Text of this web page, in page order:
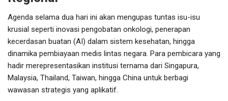
Agenda selama dua hari ini akan mengupas tuntas isu-isu
krusial seperti inovasi pengobatan onkologi, penerapan
kecerdasan buatan (AI) dalam sistem kesehatan, hingga
dinamika pembiayaan medis lintas negara. Para pembicara yang
hadir merepresentasikan institusi ternama dari Singapura,
Malaysia, Thailand, Taiwan, hingga China untuk berbagi
wawasan strategis yang aplikatif.